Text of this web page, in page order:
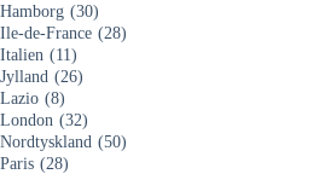
Hamborg (30)
Ile-de-France (28)
Italien (11)
Jylland (26)
Lazio (8)
London (32)
Nordtyskland (50)
Paris (28)